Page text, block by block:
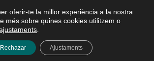
Català
oferir-te la millor experiència a la nostra
més sobre quines cookies utilitzem o
Rechazar Ajustaments